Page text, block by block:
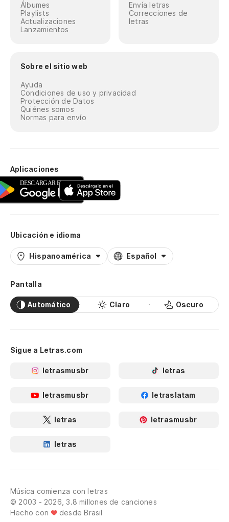
Álbumes
Playlists
Actualizaciones
Lanzamientos
Envía letras
Correcciones de
letras
Sobre el sitio web
Ayuda
Condiciones de uso y privacidad
Protección de Datos
Quiénes somos
Normas para envío
Aplicaciones
Ubicación e idioma
Hispanoamérica Español
Pantalla
Automático Claro Oscuro
Sigue a Letras.com
letrasmusbr letras
letrasmusbr letraslatam
letras letrasmusbr
letras
Música comienza con letras
© 2003 - 2026, 3.8 millones de canciones
Hecho con
desde Brasil